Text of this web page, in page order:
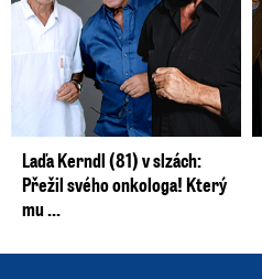
Laďa Kerndl (81) v slzách:
Přežil svého onkologa! Který
mu ...